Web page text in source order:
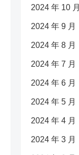
2024 年 10 月
2024 年 9 月
2024 年 8 月
2024 年 7 月
2024 年 6 月
2024 年 5 月
2024 年 4 月
2024 年 3 月